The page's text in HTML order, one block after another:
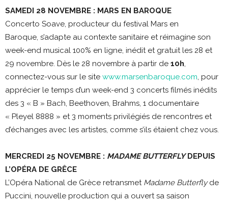
SAMEDI 28 NOVEMBRE : MARS EN BAROQUE
Concerto Soave, producteur du festival Mars en
Baroque, s’adapte au contexte sanitaire et réimagine son
week-end musical 100% en ligne, inédit et gratuit les 28 et
29 novembre. Dès le 28 novembre à partir de 10h,
connectez-vous sur le site www.marsenbaroque.com, pour
apprécier le temps d’un week-end 3 concerts filmés inédits
des 3 « B » Bach, Beethoven, Brahms, 1 documentaire
« Pleyel 8888 » et 3 moments privilégiés de rencontres et
d’échanges avec les artistes, comme s’ils étaient chez vous.
MERCREDI 25 NOVEMBRE : MADAME BUTTERFLYDEPUIS
L’OPÉRA DE GRÊCE
L’Opéra National de Grèce retransmet Madame Butterflyde
Puccini, nouvelle production qui a ouvert sa saison